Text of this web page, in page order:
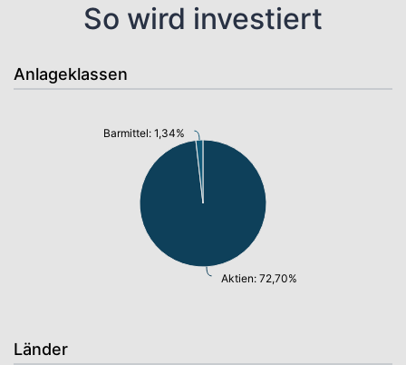
So wird investiert
Anlageklassen
Aktien: 72,70%
Barmittel: 1,34%
Länder